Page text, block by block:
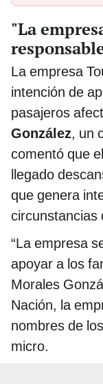
"La
La empresa
intención de
pasajeros
González, un
comentó que
llegado
que genera
circunstancias
“La empresa
apoyar a los
Morales
Nación, la
nombres de
micro.